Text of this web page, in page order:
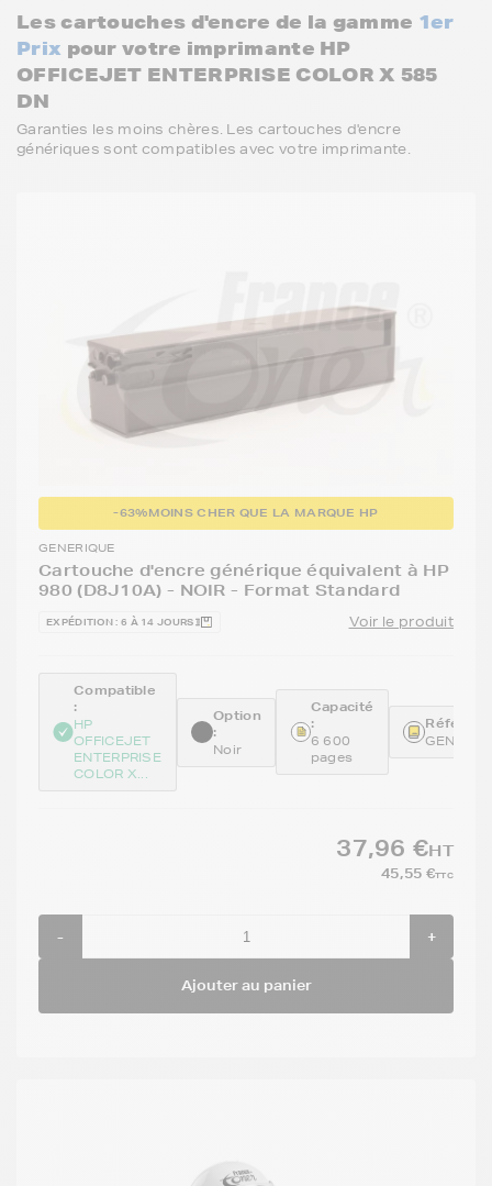
Les cartouches d'encre de la gamme 1er
Prix pour votre imprimante HP
OFFICEJET ENTERPRISE COLOR X 585
DN
Garanties les moins chères. Les cartouches d'encre
génériques sont compatibles avec votre imprimante.
-63%MOINS CHER QUE LA MARQUE HP
GENERIQUE
Cartouche d'encre générique équivalent à HP
980 (D8J10A) - NOIR - Format Standard
EXPÉDITION : 6 À 14 JOURS Voir le produit
Compatible
:
HP
OFFICEJET
ENTERPRISE
COLOR X...
Option
:
Noir
Capacité
:
6 600
pages
37,96 €HT
45,55 €TTC
- +
Ajouter au panier